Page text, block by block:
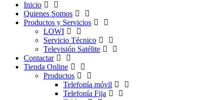
Inicio
Quienes Somos
Productos y Servicios
LOWI
Servicio Técnico
Televisión Satélite
Contactar
Tienda Online
Productos
Telefonía móvil
Telefonía Fija